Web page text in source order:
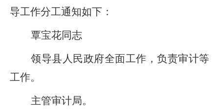
导工作分工通知如下：
覃宝花同志
领导县人民政府全面工作，负责审计等
工作。
主管审计局。